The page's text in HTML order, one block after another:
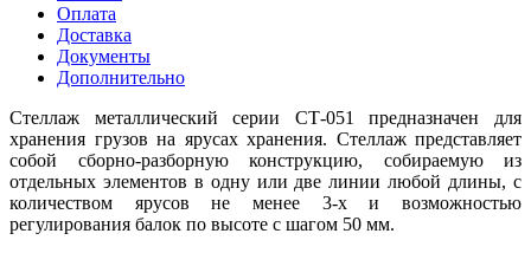
Оплата
Доставка
Документы
Дополнительно
Стеллаж металлический серии СТ-051 предназначен для
хранения грузов на ярусах хранения. Стеллаж представляет
собой сборно-разборную конструкцию, собираемую из
отдельных элементов в одну или две линии любой длины, с
количеством ярусов не менее 3-х и возможностью
регулирования балок по высоте с шагом 50 мм.